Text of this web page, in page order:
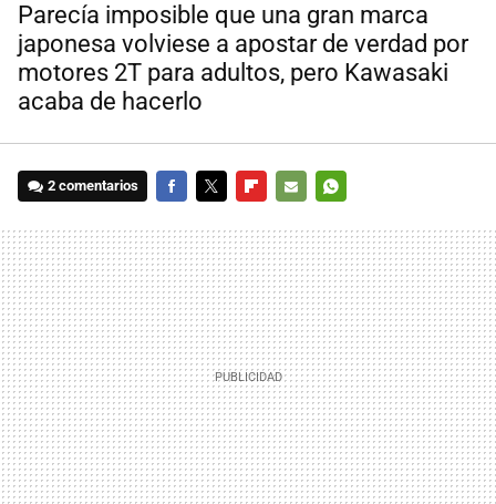
Parecía imposible que una gran marca
japonesa volviese a apostar de verdad por
motores 2T para adultos, pero Kawasaki
acaba de hacerlo
2 comentarios
MAIL